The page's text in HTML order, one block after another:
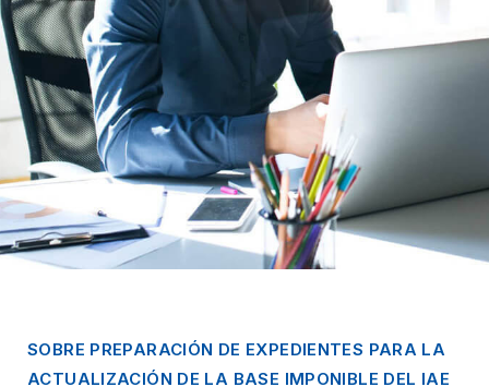
SOBRE PREPARACIÓN DE EXPEDIENTES PARA LA
ACTUALIZACIÓN DE LA BASE IMPONIBLE DEL IAE